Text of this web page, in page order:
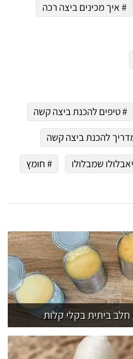
# איך מכינים ביצה רכה
# טיפים להכנת ביצה קשה
להכנת ביצה קשה
שמבלולו # חומץ
ביתית בקלי קלות